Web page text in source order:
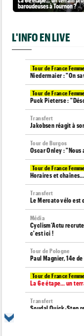
baroudeuses à Tournon ?
L'INFO EN LIVE
Tour de France
Niedermaier : "On
Tour de France
Puck Pieterse :
Transfert
Jakobsen réagit à
Tour de Burgos
Oscar Onley : "Nous
Tour de France
Horaires et
Transfert
Le Mercato vélo est
Média
Cyclism’Actu
c'est ici !
Tour de Pologne
Paul Magnier, 14e
Tour de France
La 6e étape… un
Transfert
Soudal Quick-Step